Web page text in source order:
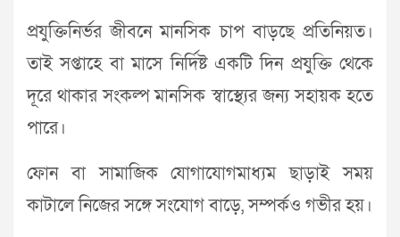
প্রযুক্তিনির্ভর জীবনে মানসিক চাপ বাড়ছে প্রতিনিয়ত।
তাই সপ্তাহে বা মাসে নির্দিষ্ট একটি দিন প্রযুক্তি থেকে
দূরে থাকার সংকল্প মানসিক স্বাস্থ্যের জন্য সহায়ক হতে
পারে।
ফোন বা সামাজিক যোগাযোগমাধ্যম ছাড়াই সময়
কাটালে নিজের সঙ্গে সংযোগ বাড়ে, সম্পর্কও গভীর হয়।